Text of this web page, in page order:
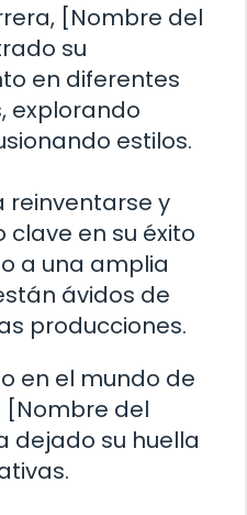
[Nombre del
su
en diferentes
explorando
estilos.
reinventarse y
clave en su éxito
a una amplia
ávidos de
producciones.
en el mundo de
[Nombre del
dejado su huella